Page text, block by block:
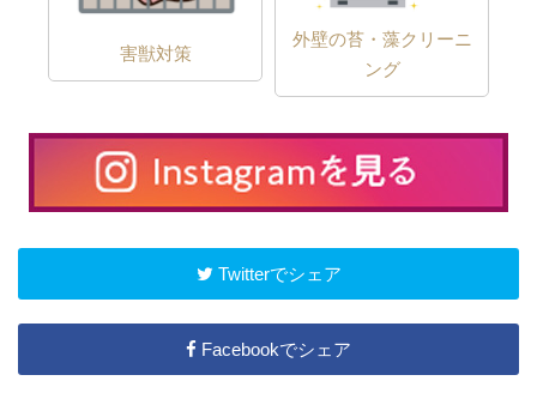
害獣対策
外壁の苔・藻クリーニ
ング
Twitterでシェア
Facebookでシェア